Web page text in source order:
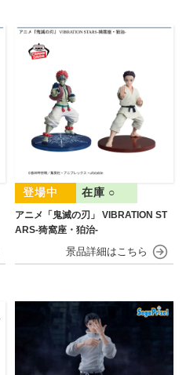
アニメ「鬼滅の刃」 VIBRATION ST
ARS-猗窩座・狛治-
在庫 ○